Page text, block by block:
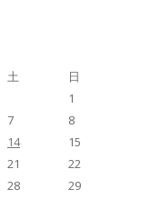
土 日
1
7
8
14
15
21
22
28
29